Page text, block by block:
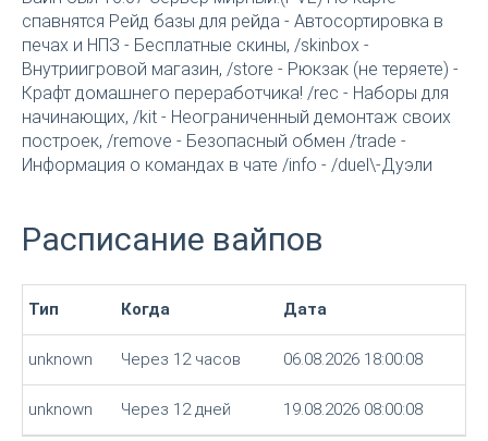
спавнятся Рейд базы для рейда - Автосортировка в
печах и НПЗ - Бесплатные скины, /skinbox -
Внутриигровой магазин, /store - Рюкзак (не теряете) -
Крафт домашнего переработчика! /rec - Наборы для
начинающих, /kit - Неограниченный демонтаж своих
построек, /remove - Безопасный обмен /trade -
Информация о командах в чате /info - /duel\-Дуэли
Расписание вайпов
Тип Когда Дата
unknown Через 12 часов 06.08.2026 18:00:08
unknown Через 12 дней 19.08.2026 08:00:08